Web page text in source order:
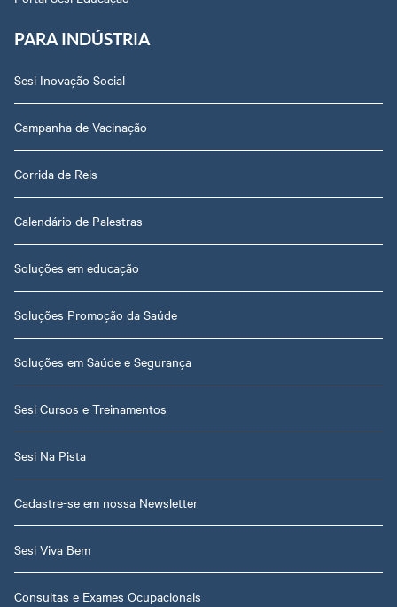
PARA INDÚSTRIA
Sesi Inovação Social
Campanha de Vacinação
Corrida de Reis
Calendário de Palestras
Soluções em educação
Soluções Promoção da Saúde
Soluções em Saúde e Segurança
Sesi Cursos e Treinamentos
Sesi Na Pista
Cadastre-se em nossa Newsletter
Sesi Viva Bem
Consultas e Exames Ocupacionais